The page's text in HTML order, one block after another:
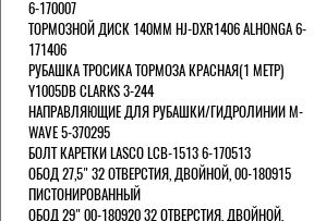
6-170007
ТОРМОЗНОЙ ДИСК 140ММ HJ-DXR1406 ALHONGA 6-
171406
РУБАШКА ТРОСИКА ТОРМОЗА КРАСНАЯ(1 МЕТР)
Y1005DB CLARKS 3-244
НАПРАВЛЯЮЩИЕ ДЛЯ РУБАШКИ/ГИДРОЛИНИИ M-
WAVE 5-370295
БОЛТ КАРЕТКИ LASCO LCB-1513 6-170513
ОБОД 27,5" 32 ОТВЕРСТИЯ, ДВОЙНОЙ, 00-180915
ПИСТОНИРОВАННЫЙ
ОБОД 29" 00-180920 32 ОТВЕРСТИЯ, ДВОЙНОЙ,